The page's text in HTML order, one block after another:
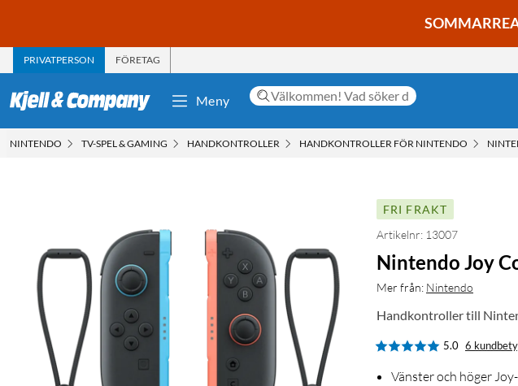
PRIVATPERSON FÖRETAG
Meny
NINTENDO TV-SPEL & GAMING HANDKONTROLLER HANDKONTROLLER FÖR NINTENDO
FRI FRAKT
Artikelnr: 13007
Nintendo Joy
Mer från: Nintendo
Handkontroller till
5.0 6
Vänster och höger